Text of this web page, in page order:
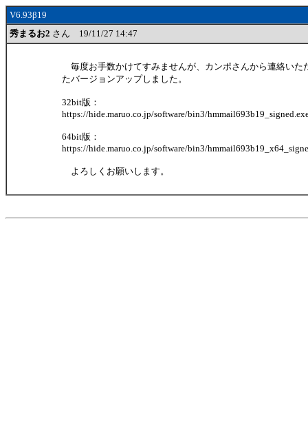
V6.93β19
秀まるお2 さん 19/11/27 14:47
毎度お手数かけてすみませんが、カンポさんから連絡いた
たバージョンアップしました。
32bit版：
https://hide.maruo.co.jp/software/bin3/
64bit版：
https://hide.maruo.co.jp/software/bin3/
よろしくお願いします。